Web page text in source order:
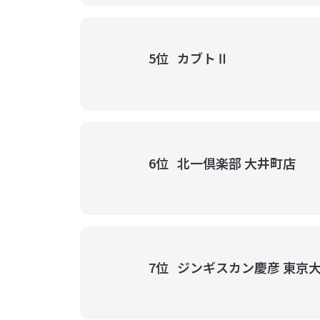
5位 カブトⅡ
6位 北一倶楽部 大井町店
7位 ジンギスカン慶彦 東京